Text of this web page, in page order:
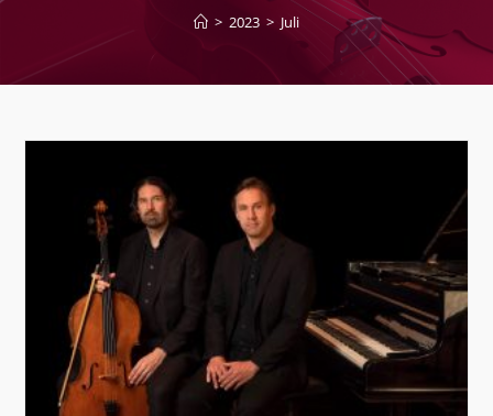
> 2023 > Juli